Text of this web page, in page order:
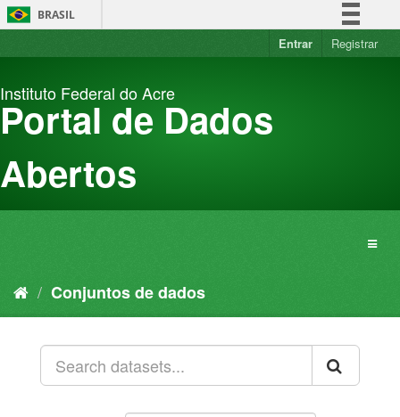
Pular
para
BRASIL
Simplifique!
Acesso à informação
Entrar Registrar
Instituto Federal do Acre
Portal de Dados
Abertos
Conjuntos de dados